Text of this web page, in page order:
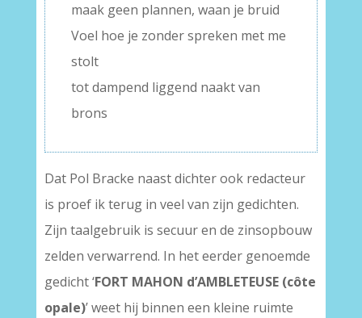
maak geen plannen, waan je bruid
Voel hoe je zonder spreken met me
stolt
tot dampend liggend naakt van
brons
Dat Pol Bracke naast dichter ook redacteur
is proef ik terug in veel van zijn gedichten.
Zijn taalgebruik is secuur en de zinsopbouw
zelden verwarrend. In het eerder genoemde
gedicht ‘FORT MAHON d’AMBLETEUSE (côte
opale)’ weet hij binnen een kleine ruimte